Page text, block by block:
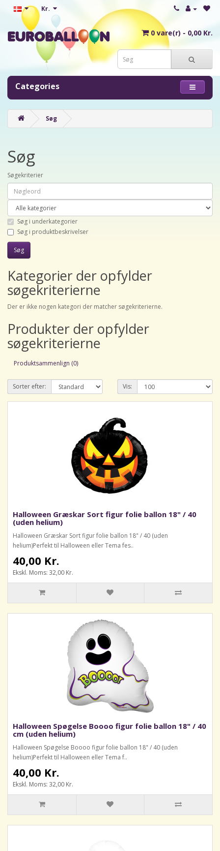
Kr.
0 vare(r) - 0,00 Kr.
Categories
Søg
Søg
Søgekriterier
Søg i underkategorier
Søg i produktbeskrivelser
Kategorier der opfylder
søgekriterierne
Der er ikke nogen kategori der matcher søgekriterierne.
Produkter der opfylder
søgekriterierne
Produktsammenlign (0)
Sorter efter: Vis:
Halloween Græskar Sort figur folie ballon 18" / 40
(uden helium)
Halloween Græskar Sort figur folie ballon 18" / 40 (uden
helium)Perfekt til Halloween eller Tema fes..
40,00 Kr.
Ekskl. Moms: 32,00 Kr.
Halloween Spøgelse Boooo figur folie ballon 18" / 40
cm (uden helium)
Halloween Spøgelse Boooo figur folie ballon 18" / 40 (uden
helium)Perfekt til Halloween eller Tema f..
40,00 Kr.
Ekskl. Moms: 32,00 Kr.